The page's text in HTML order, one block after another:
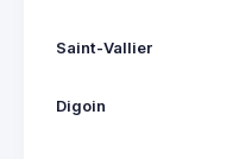
Saint-Vallier
Digoin